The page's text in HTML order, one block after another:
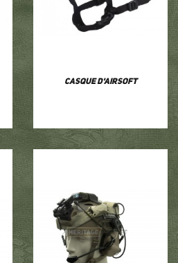
Casque d'airsoft